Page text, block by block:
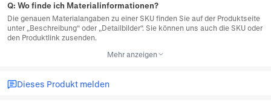
Q: Wo finde ich Materialinformationen?
Die genauen Materialangaben zu einer SKU finden Sie auf der Produktseite
unter „Beschreibung“ oder „Detailbilder“. Sie können uns auch die SKU oder
den Produktlink zusenden.
Mehr anzeigen
Dieses Produkt melden